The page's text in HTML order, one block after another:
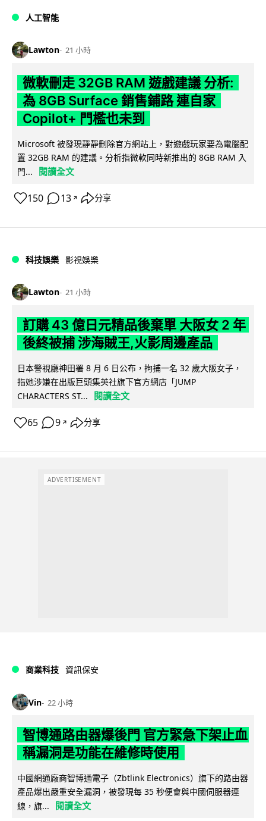
人工智能
Lawton 21 小時
微軟刪走 32GB RAM 遊戲建議 分析:
為 8GB Surface 銷售鋪路 連自家
Copilot+ 門檻也未到
Microsoft 被發現靜靜刪除官方網站上，對遊戲玩家要為電腦配
置 32GB RAM 的建議。分析指微軟同時新推出的 8GB RAM 入
門...
閱讀全文
150 13 ↗ 分享
科技娛樂 影視娛樂
Lawton 21 小時
訂購 43 億日元精品後棄單 大阪女 2 年
後終被捕 涉海賊王,火影周邊產品
日本警視廳神田署 8 月 6 日公布，拘捕一名 32 歲大阪女子，
指她涉嫌在出版巨頭集英社旗下官方網店「JUMP
CHARACTERS ST...
閱讀全文
65 9 ↗ 分享
ADVERTISEMENT
商業科技 資訊保安
Vin 22 小時
智博通路由器爆後門 官方緊急下架止血
稱漏洞是功能在維修時使用
中國網通廠商智博通電子（Zbtlink Electronics）旗下的路由器
產品爆出嚴重安全漏洞，被發現每 35 秒便會與中國伺服器連
線，旗...
閱讀全文